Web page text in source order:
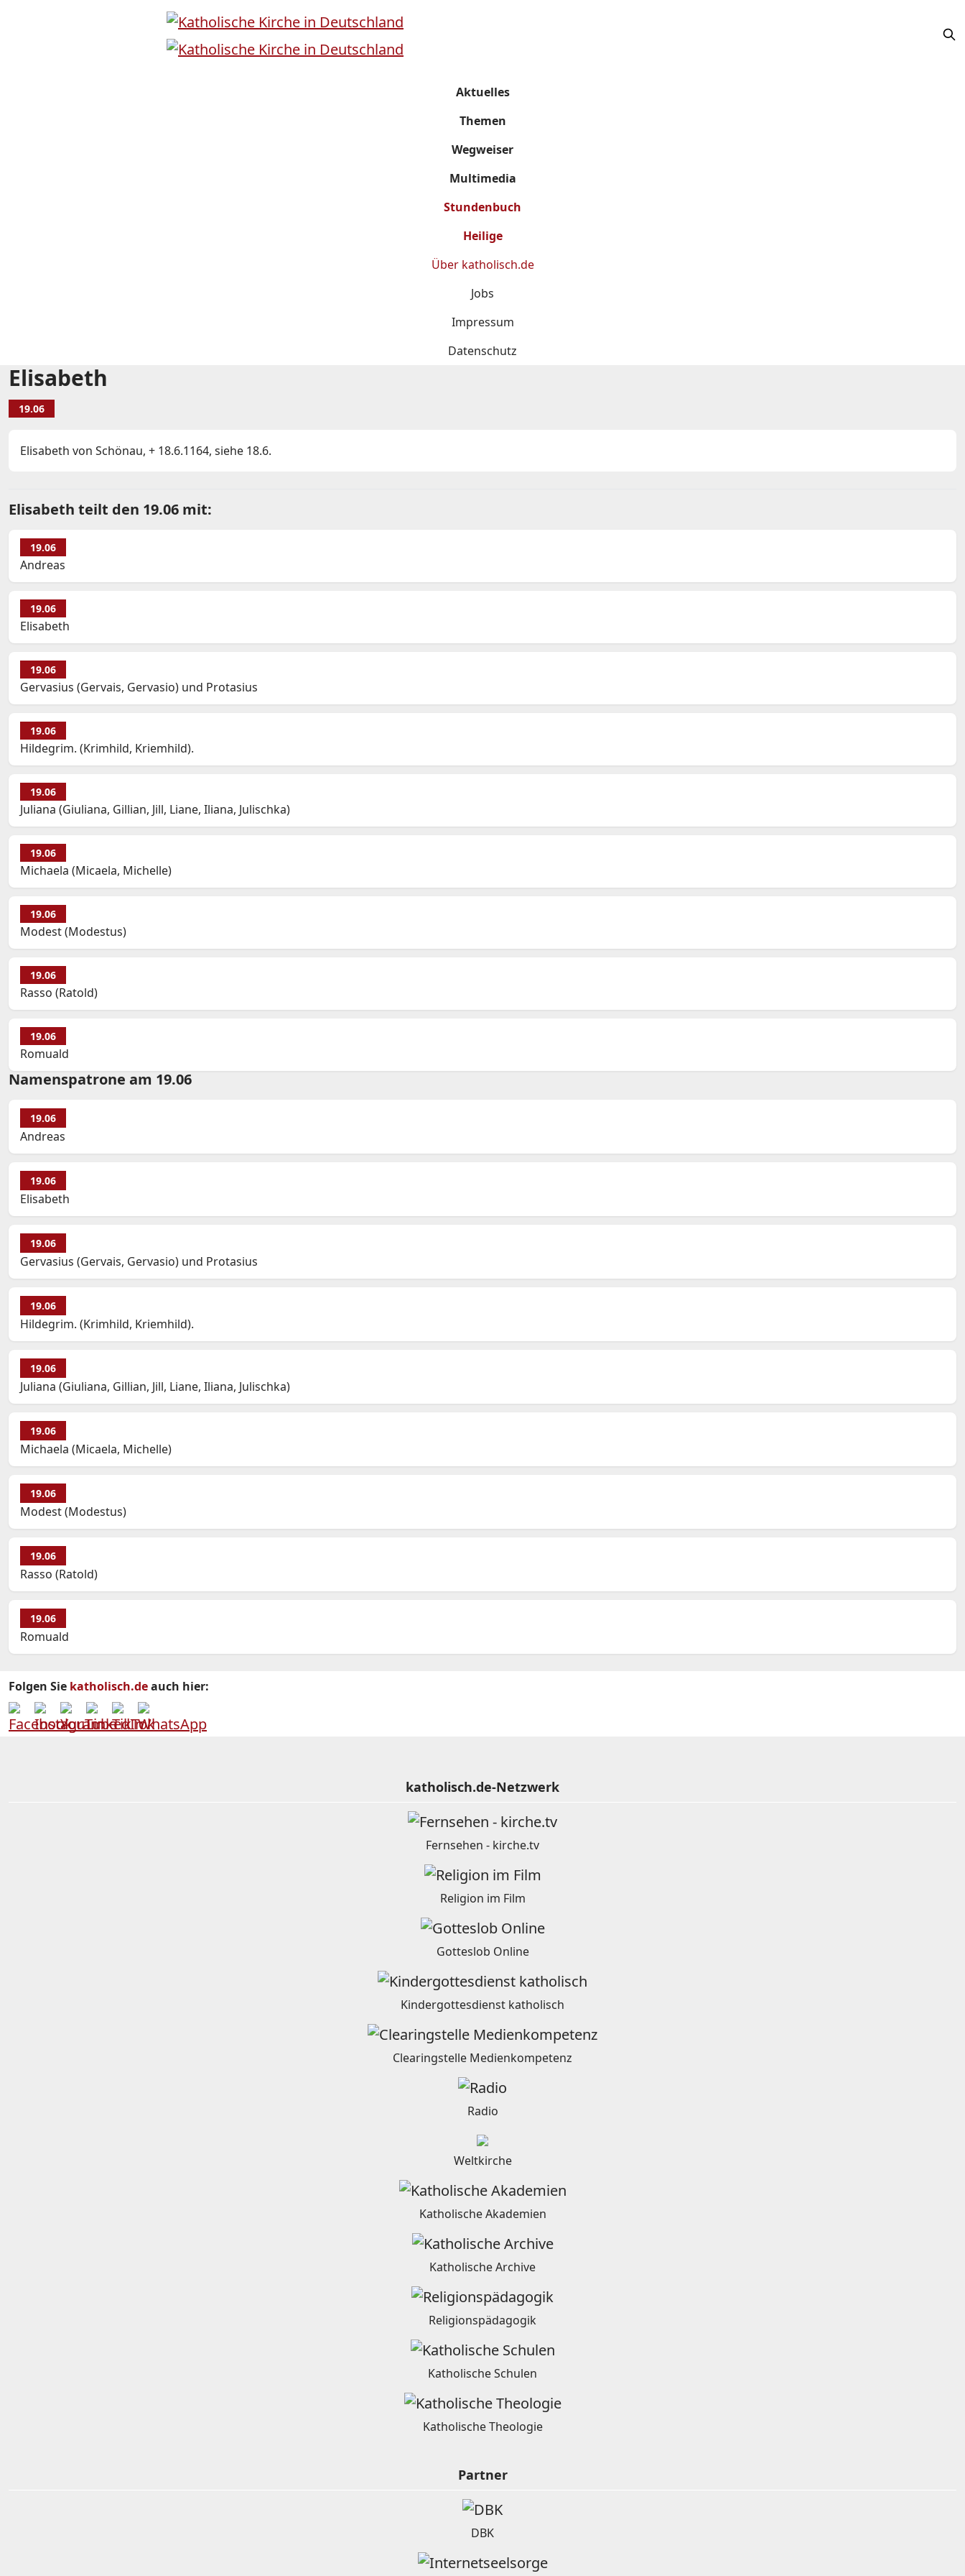
Aktuelles
Themen
Wegweiser
Multimedia
Stundenbuch
Heilige
Über katholisch.de
Jobs
Impressum
Datenschutz
Elisabeth
19.06
Elisabeth von Schönau, + 18.6.1164, siehe 18.6.
Elisabeth teilt den 19.06 mit:
19.06
Andreas
19.06
Elisabeth
19.06
Gervasius (Gervais, Gervasio) und Protasius
19.06
Hildegrim. (Krimhild, Kriemhild).
19.06
Juliana (Giuliana, Gillian, Jill, Liane, Iliana, Julischka)
19.06
Michaela (Micaela, Michelle)
19.06
Modest (Modestus)
19.06
Rasso (Ratold)
19.06
Romuald
Namenspatrone am 19.06
19.06
Andreas
19.06
Elisabeth
19.06
Gervasius (Gervais, Gervasio) und Protasius
19.06
Hildegrim. (Krimhild, Kriemhild).
19.06
Juliana (Giuliana, Gillian, Jill, Liane, Iliana, Julischka)
19.06
Michaela (Micaela, Michelle)
19.06
Modest (Modestus)
19.06
Rasso (Ratold)
19.06
Romuald
Folgen Sie katholisch.deauch hier:
katholisch.de-Netzwerk
Fernsehen - kirche.tv
Religion im Film
Gotteslob Online
Kindergottesdienst katholisch
Clearingstelle Medienkompetenz
Radio
Weltkirche
Katholische Akademien
Katholische Archive
Religionspädagogik
Katholische Schulen
Katholische Theologie
Partner
DBK